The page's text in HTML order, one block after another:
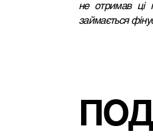
не отримав ці
займається